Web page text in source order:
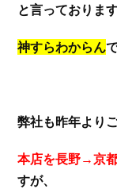
と言っておりま
神すらわからん
弊社も昨年より
本店を長野→京
すが、